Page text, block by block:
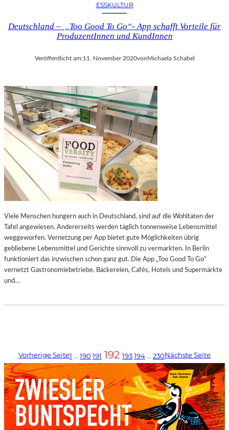
ESSKULTUR
Deutschland – „Too Good To Go“- App schafft Vorteile für
ProduzentInnen und KundInnen
Veröffentlicht am:11. November 2020vonMichaela Schabel
Viele Menschen hungern auch in Deutschland, sind auf die Wohltaten der
Tafel angewiesen. Andererseits werden täglich tonnenweise Lebensmittel
weggeworfen. Vernetzung per App bietet gute Möglichkeiten übrig
gebliebene Lebensmittel und Gerichte sinnvoll zu vermarkten. In Berlin
funktioniert das inzwischen schon ganz gut. Die App „Too Good To Go“
vernetzt Gastronomiebetriebe, Bäckereien, Cafés, Hotels und Supermärkte
und…
Vorherige Seite1 … 190 191 192 193194… 230Nächste Seite